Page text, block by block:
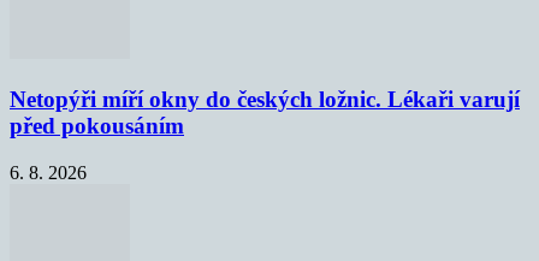
Netopýři míří okny do českých ložnic. Lékaři varují
před pokousáním
6. 8. 2026